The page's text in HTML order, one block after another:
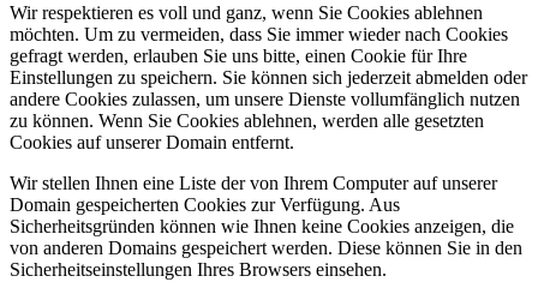
Wir respektieren es voll und ganz, wenn Sie Cookies ablehnen
möchten. Um zu vermeiden, dass Sie immer wieder nach Cookies
gefragt werden, erlauben Sie uns bitte, einen Cookie für Ihre
Einstellungen zu speichern. Sie können sich jederzeit abmelden oder
andere Cookies zulassen, um unsere Dienste vollumfänglich nutzen
zu können. Wenn Sie Cookies ablehnen, werden alle gesetzten
Cookies auf unserer Domain entfernt.
Wir stellen Ihnen eine Liste der von Ihrem Computer auf unserer
Domain gespeicherten Cookies zur Verfügung. Aus
Sicherheitsgründen können wie Ihnen keine Cookies anzeigen, die
von anderen Domains gespeichert werden. Diese können Sie in den
Sicherheitseinstellungen Ihres Browsers einsehen.